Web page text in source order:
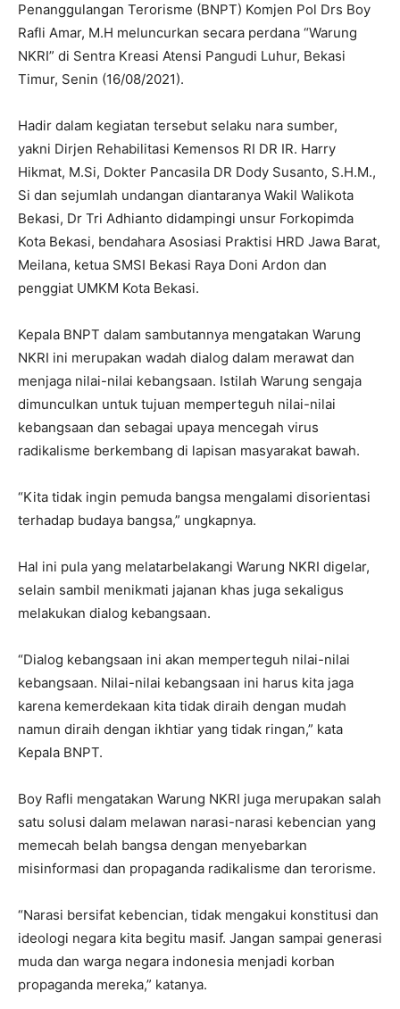
Penanggulangan Terorisme (BNPT) Komjen Pol Drs Boy
Rafli Amar, M.H meluncurkan secara perdana “Warung
NKRI” di Sentra Kreasi Atensi Pangudi Luhur, Bekasi
Timur, Senin (16/08/2021).
Hadir dalam kegiatan tersebut selaku nara sumber,
yakni Dirjen Rehabilitasi Kemensos RI DR IR. Harry
Hikmat, M.Si, Dokter Pancasila DR Dody Susanto, S.H.M.,
Si dan sejumlah undangan diantaranya Wakil Walikota
Bekasi, Dr Tri Adhianto didampingi unsur Forkopimda
Kota Bekasi, bendahara Asosiasi Praktisi HRD Jawa Barat,
Meilana, ketua SMSI Bekasi Raya Doni Ardon dan
penggiat UMKM Kota Bekasi.
Kepala BNPT dalam sambutannya mengatakan Warung
NKRI ini merupakan wadah dialog dalam merawat dan
menjaga nilai-nilai kebangsaan. Istilah Warung sengaja
dimunculkan untuk tujuan memperteguh nilai-nilai
kebangsaan dan sebagai upaya mencegah virus
radikalisme berkembang di lapisan masyarakat bawah.
“Kita tidak ingin pemuda bangsa mengalami disorientasi
terhadap budaya bangsa,” ungkapnya.
Hal ini pula yang melatarbelakangi Warung NKRI digelar,
selain sambil menikmati jajanan khas juga sekaligus
melakukan dialog kebangsaan.
“Dialog kebangsaan ini akan memperteguh nilai-nilai
kebangsaan. Nilai-nilai kebangsaan ini harus kita jaga
karena kemerdekaan kita tidak diraih dengan mudah
namun diraih dengan ikhtiar yang tidak ringan,” kata
Kepala BNPT.
Boy Rafli mengatakan Warung NKRI juga merupakan salah
satu solusi dalam melawan narasi-narasi kebencian yang
memecah belah bangsa dengan menyebarkan
misinformasi dan propaganda radikalisme dan terorisme.
“Narasi bersifat kebencian, tidak mengakui konstitusi dan
ideologi negara kita begitu masif. Jangan sampai generasi
muda dan warga negara indonesia menjadi korban
propaganda mereka,” katanya.